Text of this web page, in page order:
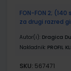
proizvodi
FON-FON 2;
za drugi razred
Autor(i): Dragica
Nakladnik: PROFIL
SKU: 567471